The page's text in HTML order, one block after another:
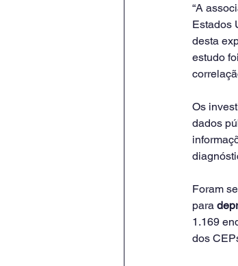
“A
Estados
desta
estudo
Os
dados
Foram
para
1.169
dos